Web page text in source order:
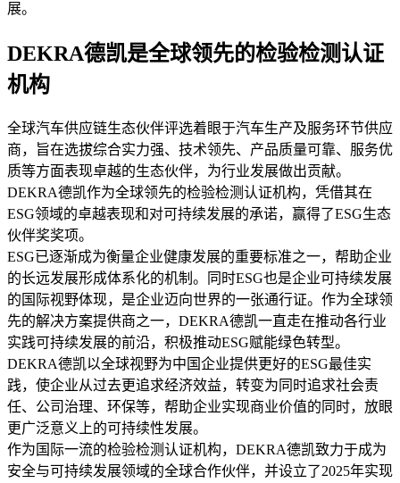
展。
DEKRA德凯是全球领先的检验检测认证
机构
全球汽车供应链生态伙伴评选着眼于汽车生产及服务环节供应
商，旨在选拔综合实力强、技术领先、产品质量可靠、服务优
质等方面表现卓越的生态伙伴，为行业发展做出贡献。
DEKRA德凯作为全球领先的检验检测认证机构，凭借其在
ESG领域的卓越表现和对可持续发展的承诺，赢得了ESG生态
伙伴奖奖项。
ESG已逐渐成为衡量企业健康发展的重要标准之一，帮助企业
的长远发展形成体系化的机制。同时ESG也是企业可持续发展
的国际视野体现，是企业迈向世界的一张通行证。作为全球领
先的解决方案提供商之一，DEKRA德凯一直走在推动各行业
实践可持续发展的前沿，积极推动ESG赋能绿色转型。
DEKRA德凯以全球视野为中国企业提供更好的ESG最佳实
践，使企业从过去更追求经济效益，转变为同时追求社会责
任、公司治理、环保等，帮助企业实现商业价值的同时，放眼
更广泛意义上的可持续性发展。
作为国际一流的检验检测认证机构，DEKRA德凯致力于成为
安全与可持续发展领域的全球合作伙伴，并设立了2025年实现